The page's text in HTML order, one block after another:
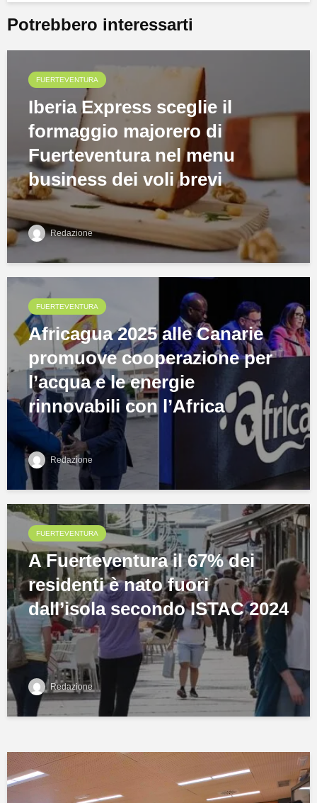
Potrebbero interessarti
FUERTEVENTURA
Iberia Express sceglie il
formaggio majorero di
Fuerteventura nel menu
business dei voli brevi
Redazione
FUERTEVENTURA
Africagua 2025 alle Canarie
promuove cooperazione per
l’acqua e le energie
rinnovabili con l’Africa
Redazione
FUERTEVENTURA
A Fuerteventura il 67% dei
residenti è nato fuori
dall’isola secondo ISTAC 2024
Redazione